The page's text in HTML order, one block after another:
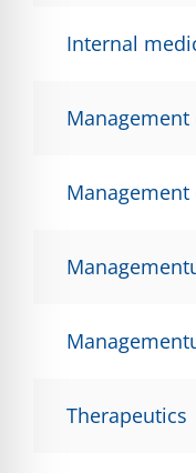
Internal
Management
Management
Therapeutics